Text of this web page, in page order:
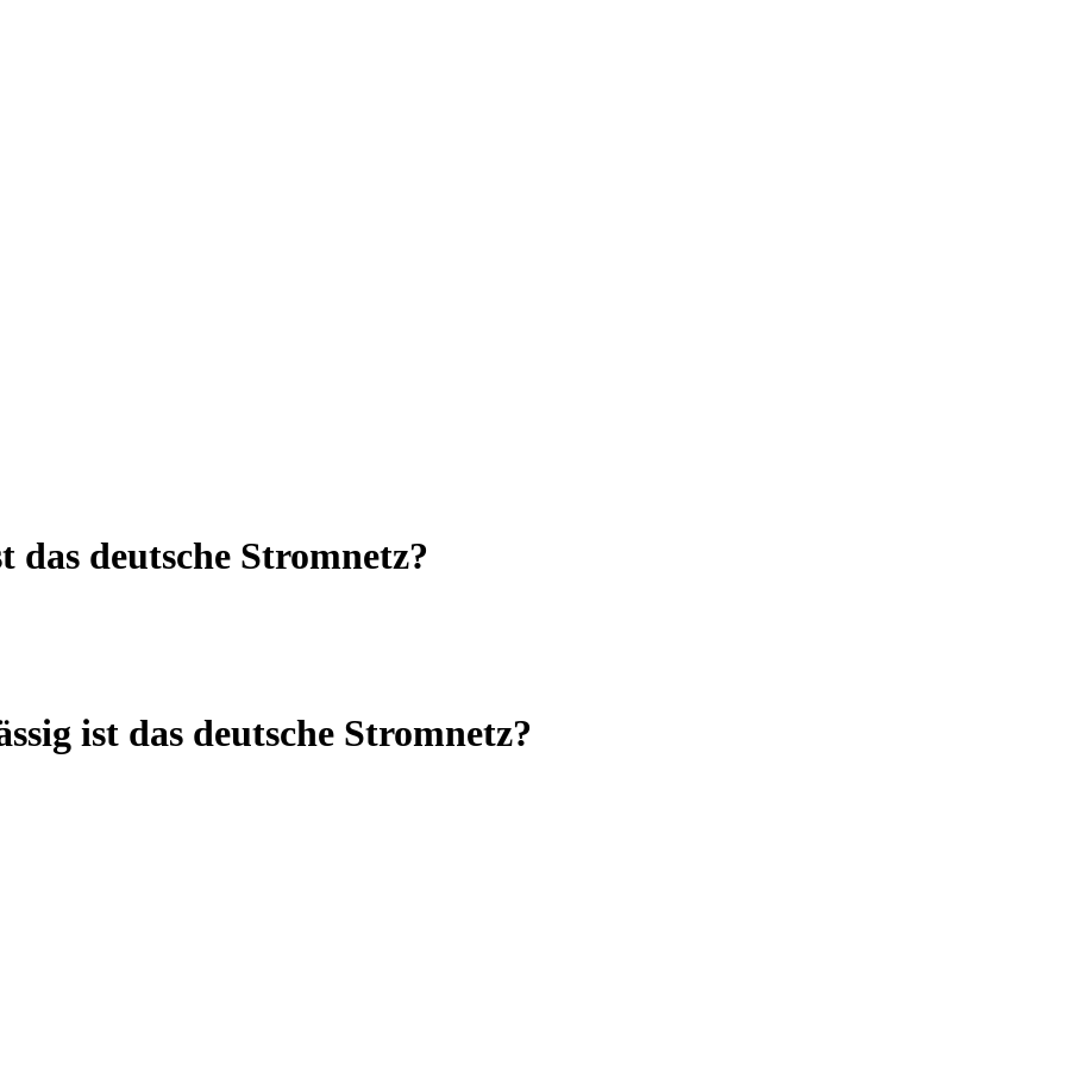
das deutsche Stromnetz?
ist das deutsche Stromnetz?